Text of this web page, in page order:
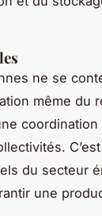
ne se
même du
du secteur
une